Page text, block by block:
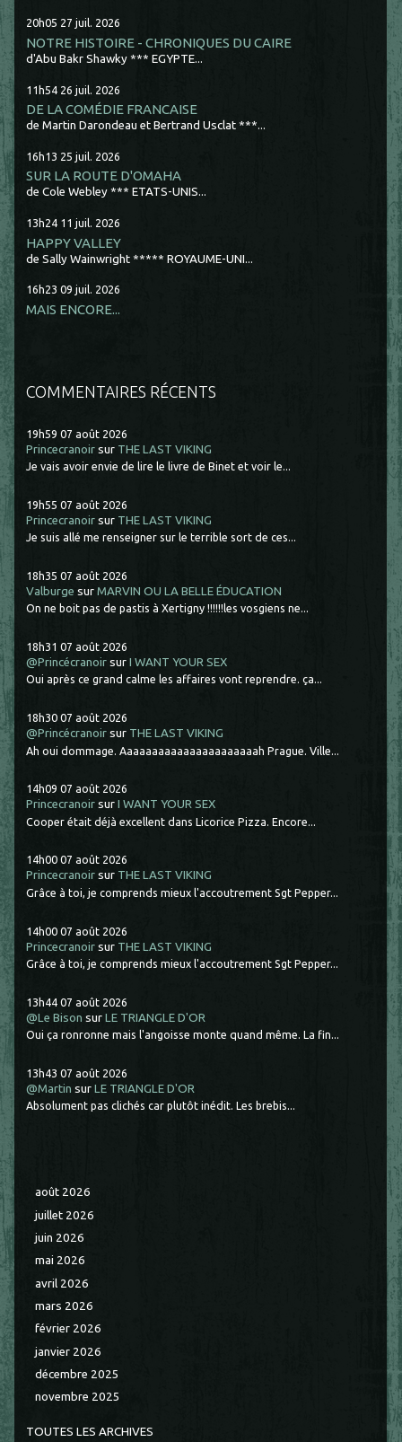
20h05 27 juil. 2026
NOTRE HISTOIRE - CHRONIQUES DU CAIRE
d'Abu Bakr Shawky *** EGYPTE...
11h54 26 juil. 2026
DE LA COMÉDIE FRANCAISE
de Martin Darondeau et Bertrand Usclat ***...
16h13 25 juil. 2026
SUR LA ROUTE D'OMAHA
de Cole Webley *** ETATS-UNIS...
13h24 11 juil. 2026
HAPPY VALLEY
de Sally Wainwright ***** ROYAUME-UNI...
16h23 09 juil. 2026
MAIS ENCORE...
COMMENTAIRES RÉCENTS
19h59 07 août 2026
Princecranoir sur THE LAST VIKING
Je vais avoir envie de lire le livre de Binet et voir le...
19h55 07 août 2026
Princecranoir sur THE LAST VIKING
Je suis allé me renseigner sur le terrible sort de ces...
18h35 07 août 2026
Valburge surMARVIN OU LA BELLE ÉDUCATION
On ne boit pas de pastis à Xertigny !!!!!!les vosgiens ne...
18h31 07 août 2026
@Princécranoir surI WANT YOUR SEX
Oui après ce grand calme les affaires vont reprendre. ça...
18h30 07 août 2026
@Princécranoir sur THE LAST VIKING
Ah oui dommage. Aaaaaaaaaaaaaaaaaaaaaah Prague. Ville...
14h09 07 août 2026
Princecranoir surI WANT YOUR SEX
Cooper était déjà excellent dans Licorice Pizza. Encore...
14h00 07 août 2026
Princecranoir sur THE LAST VIKING
Grâce à toi, je comprends mieux l'accoutrement Sgt Pepper...
14h00 07 août 2026
Princecranoir sur THE LAST VIKING
Grâce à toi, je comprends mieux l'accoutrement Sgt Pepper...
13h44 07 août 2026
@Le Bison surLE TRIANGLE D'OR
Oui ça ronronne mais l'angoisse monte quand même. La fin...
13h43 07 août 2026
@Martin surLE TRIANGLE D'OR
Absolument pas clichés car plutôt inédit. Les brebis...
août 2026
juillet 2026
juin 2026
mai 2026
avril 2026
mars 2026
février 2026
janvier 2026
décembre 2025
novembre 2025
TOUTES LES ARCHIVES